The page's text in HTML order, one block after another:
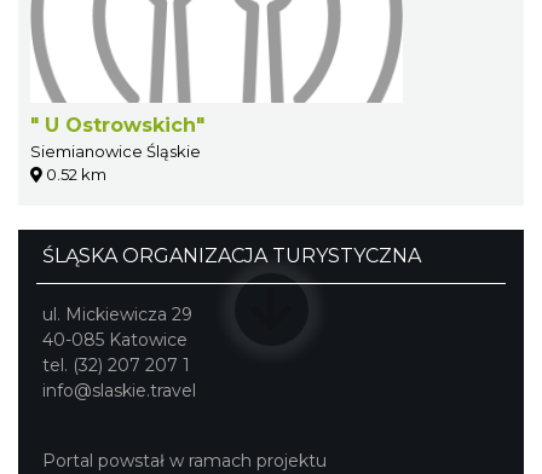
" U Ostrowskich"
Siemianowice Śląskie
0.52 km
ŚLĄSKA ORGANIZACJA TURYSTYCZNA
ul. Mickiewicza 29
40-085 Katowice
tel. (32) 207 207 1
info@slaskie.travel
Portal powstał w ramach projektu